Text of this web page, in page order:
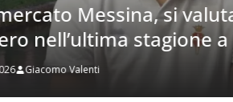
si valuta il
stagione a Treviso